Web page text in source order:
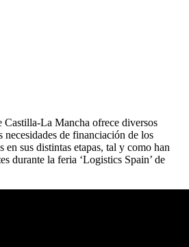
Castilla-La Mancha ofrece diversos
necesidades de financiación de los
en sus distintas etapas, tal y como han
durante la feria ‘Logistics Spain’ de